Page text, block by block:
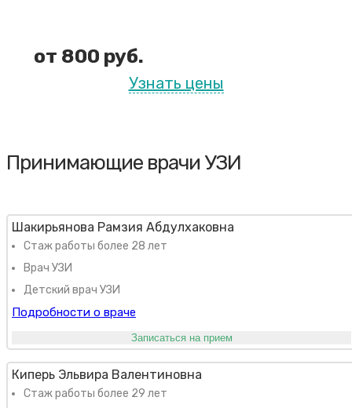
от 800 руб.
Узнать цены
Принимающие врачи УЗИ
Шакирьянова Рамзия Абдулхаковна
Стаж работы более 28 лет
Врач УЗИ
Детский врач УЗИ
Подробности о враче
Записаться на прием
Киперь Эльвира Валентиновна
Стаж работы более 29 лет